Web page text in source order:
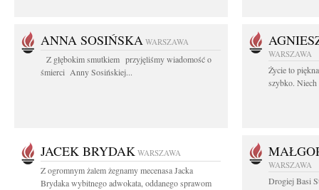
ANNA SOSIŃSKA WARSZAWA
Z głębokim smutkiem przyjęliśmy wiadomość o
śmierci Anny Sosińskiej...
WARSZAWA
Życie to
szybko. Niech
JACEK BRYDAK WARSZAWA
Z ogromnym żalem żegnamy mecenasa Jacka
Brydaka wybitnego adwokata, oddanego sprawom
WARSZAWA
Drogiej Basi